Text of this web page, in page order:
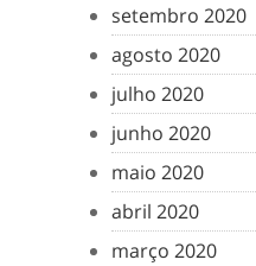
setembro 2020
agosto 2020
julho 2020
junho 2020
maio 2020
abril 2020
março 2020